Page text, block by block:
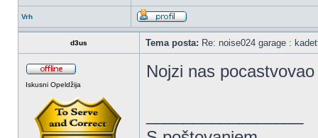
Vrh
d3us Tema posta: Re: noise024 garage :
Iskusni Opeldžija
Nojzi nas